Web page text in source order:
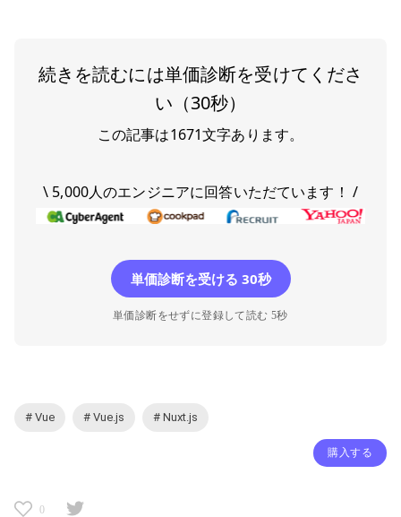
続きを読むには単価診断を受けてくださ
い（30秒）
この記事は1671文字あります。
\ 5,000人のエンジニアに回答いただています！ /
単価診断を受ける 30秒
単価診断をせずに登録して読む 5秒
# Vue # Vue.js # Nuxt.js
購入する
0